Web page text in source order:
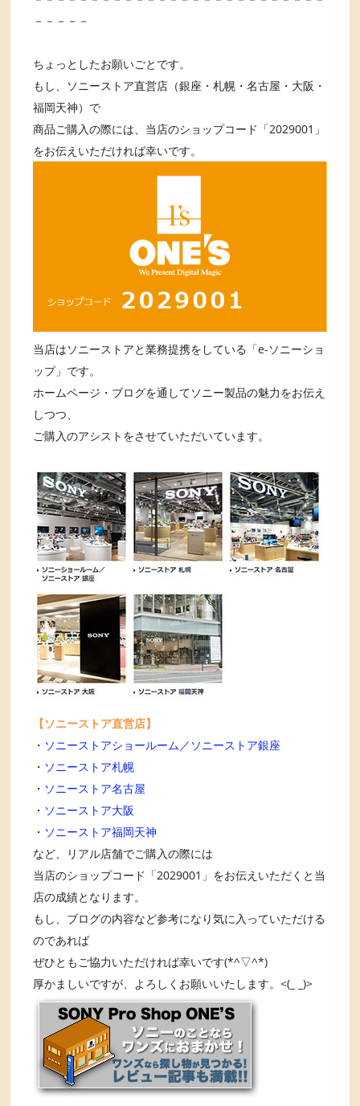
－－－－－
ちょっとしたお願いごとです。
もし、ソニーストア直営店（銀座・札幌・名古屋・大阪・
福岡天神）で
商品ご購入の際には、当店のショップコード「2029001」
をお伝えいただければ幸いです。
当店はソニーストアと業務提携をしている「e-ソニーショ
ップ」です。
ホームページ・ブログを通してソニー製品の魅力をお伝え
しつつ、
ご購入のアシストをさせていただいています。
【ソニーストア直営店】
・ ソニーストアショールーム／ソニーストア銀座
・ ソニーストア札幌
・ ソニーストア名古屋
・ ソニーストア大阪
・ ソニーストア福岡天神
など、リアル店舗でご購入の際には
当店のショップコード「2029001」をお伝えいただくと当
店の成績となります。
もし、ブログの内容など参考になり気に入っていただける
のであれば
ぜひともご協力いただければ幸いです(*^▽^*)
厚かましいですが、よろしくお願いいたします。<(_ _)>